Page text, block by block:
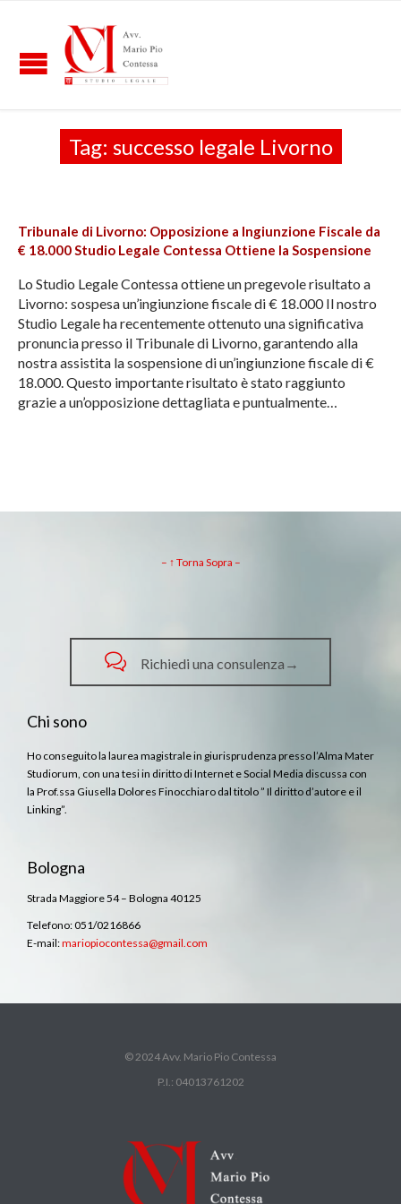
Tag: successo legale Livorno
Tribunale di Livorno: Opposizione a Ingiunzione Fiscale da
€ 18.000 Studio Legale Contessa Ottiene la Sospensione
Lo Studio Legale Contessa ottiene un pregevole risultato a
Livorno: sospesa un’ingiunzione fiscale di € 18.000 Il nostro
Studio Legale ha recentemente ottenuto una significativa
pronuncia presso il Tribunale di Livorno, garantendo alla
nostra assistita la sospensione di un’ingiunzione fiscale di €
18.000. Questo importante risultato è stato raggiunto
grazie a un’opposizione dettagliata e puntualmente…
– ↑ Torna Sopra –
 Richiedi una consulenza→
Chi sono
Ho conseguito la laurea magistrale in giurisprudenza presso l’Alma Mater
Studiorum, con una tesi in diritto di Internet e Social Media discussa con
la Prof.ssa Giusella Dolores Finocchiaro dal titolo ” Il diritto d’autore e il
Linking”.
Bologna
Strada Maggiore 54 – Bologna 40125
Telefono: 051/0216866
E-mail:mariopiocontessa@gmail.com
© 2024 Avv. Mario Pio Contessa
P.I.: 04013761202